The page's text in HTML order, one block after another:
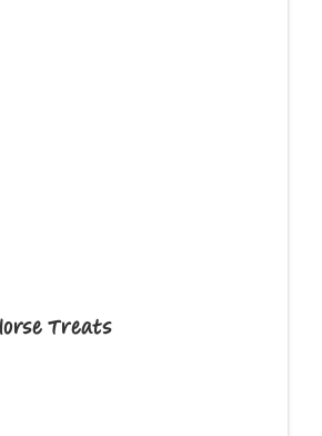
Treats